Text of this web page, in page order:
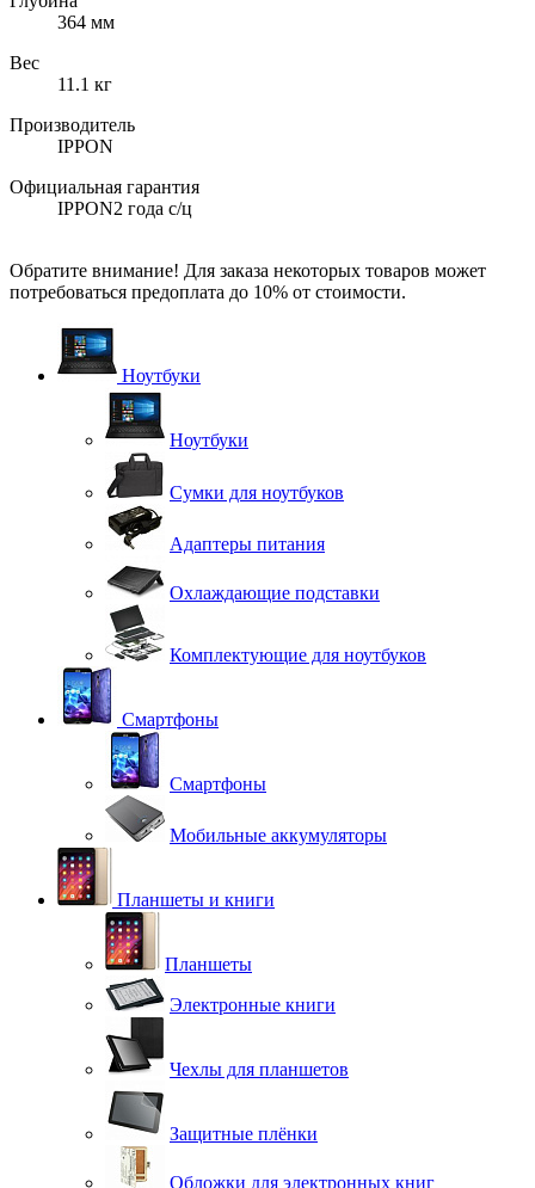
364 мм
Вес
11.1 кг
Производитель
IPPON
Официальная гарантия
IPPON2 года с/ц
Обратите внимание! Для заказа некоторых товаров может
потребоваться предоплата до 10% от стоимости.
Ноутбуки
Ноутбуки
Сумки для ноутбуков
Адаптеры питания
Охлаждающие подставки
Комплектующие для ноутбуков
Смартфоны
Смартфоны
Мобильные аккумуляторы
Планшеты и книги
Планшеты
Электронные книги
Чехлы для планшетов
Защитные плёнки
Обложки для электронных книг